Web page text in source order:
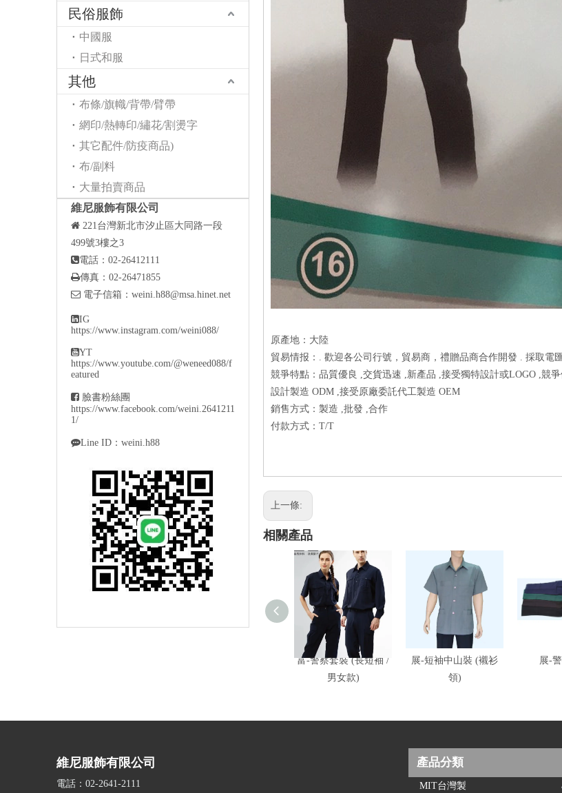
民俗服飾
中國服
日式和服
其他
布條/旗幟/背帶/臂帶
網印/熱轉印/繡花/割燙字
其它配件/防疫商品)
布/副料
大量拍賣商品
維尼服飾有限公司
 221台灣新北市汐止區大同路一段
499號3樓之3
電話：02-26412111
傳真：02-26471855
 電子信箱： weini.h88@msa.hinet.net
IG
https://www.instagram.com/weini088/
YT
https://www.youtube.com/@weneed088/f
eatured
 臉書粉絲團
https://www.facebook.com/weini.2641211
1/
Line ID：weini.h88
原產地：大陸
貿易情报：. 歡迎各公司行號，貿易商，禮贈品商合作開發 . 採取電
競爭特點：品質優良 ,交貨迅速 ,新產品 ,接受獨特設計或LOGO ,競
設計製造 ODM ,接受原廠委託代工製造 OEM
銷售方式：製造 ,批發 ,合作
付款方式：T/T
上一條:
相關產品
富-警察套裝 (長短袖 /
男女款)
展-短袖中山裝 (襯衫
領)
展-
維尼服飾有限公司
電話：02-2641-2111
產品分類
MIT台灣製